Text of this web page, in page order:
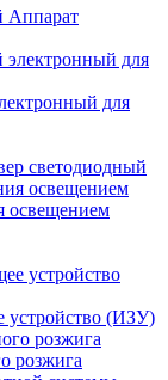
Аппарат
для
светодиодный
освещением
устройство (ИЗУ)
розжига